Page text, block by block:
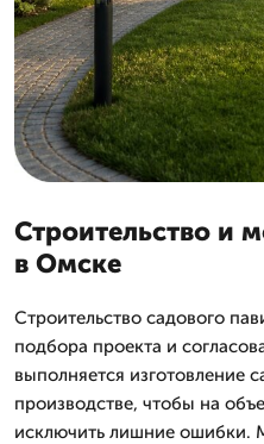
Строительство и
в Омске
Строительство садового
подбора проекта и
выполняется изготовление
производстве, чтобы на
исключить лишние ошибки.